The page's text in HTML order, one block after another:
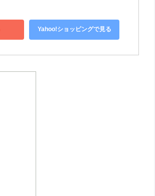
Yahoo!ショッピングで見る